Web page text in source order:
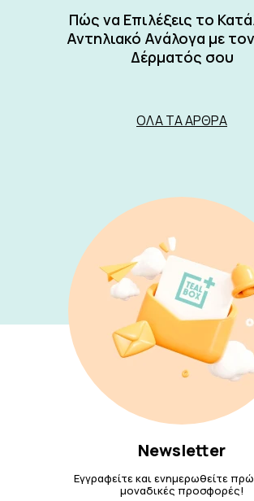
Πώς να Επιλέξεις το
Αντηλιακό Ανάλογα με
Δέρματός σου
ΌΛΑ ΤΑ ΆΡΘΡΑ
Newsletter
Εγγραφείτε και ενημερωθείτε
μοναδικές προσφορές!